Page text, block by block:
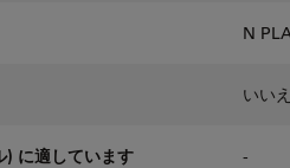
N
いいえ
) に適しています -